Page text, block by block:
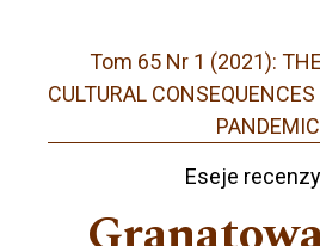
Tom 65 Nr 1 (2021):
CULTURAL
PANDEMIC
Eseje